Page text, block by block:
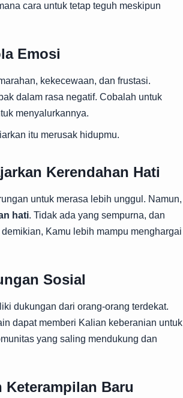
cara untuk tetap teguh meskipun
Emosi
kekecewaan, dan frustasi.
dalam rasa negatif. Cobalah untuk
menyalurkannya.
itu merusak hidupmu.
Kerendahan Hati
untuk merasa lebih unggul. Namun,
hati. Tidak ada yang sempurna, dan
Kamu lebih mampu menghargai
Sosial
dukungan dari orang-orang terdekat.
dapat memberi Kalian keberanian untuk
yang saling mendukung dan
Keterampilan Baru